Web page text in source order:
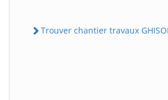
Trouver chantier travaux